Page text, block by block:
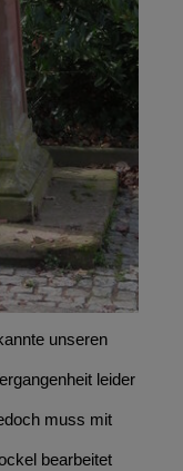
unseren
leider
muss mit
bearbeitet